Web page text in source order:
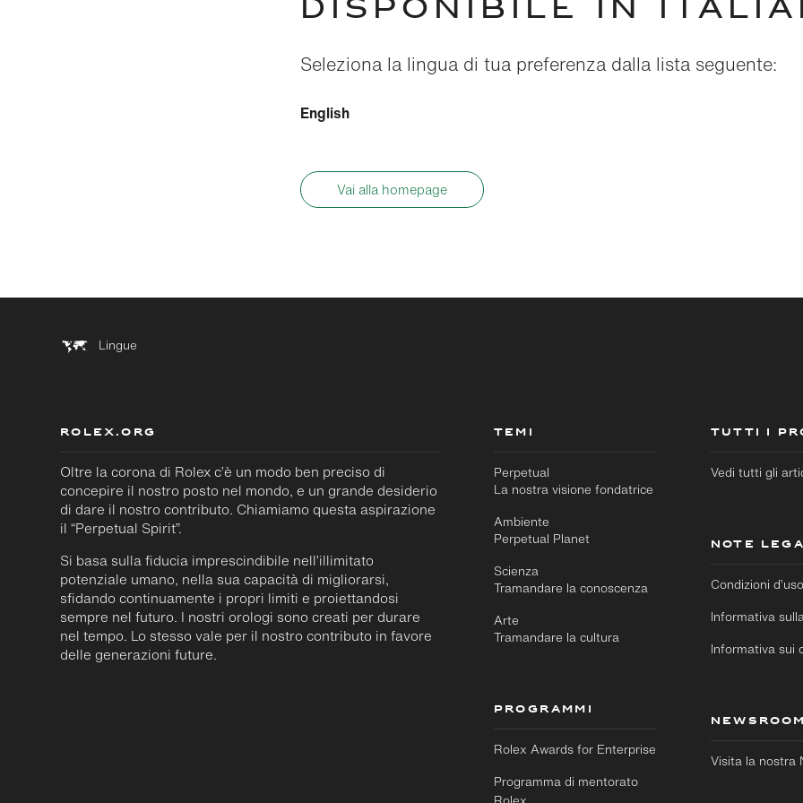
DISPONIBILE IN
Seleziona la lingua di tua preferenza dalla lista seguente:
English
Vai alla homepage
Lingue
ROLEX.ORG
Oltre la corona di Rolex c’è un modo ben preciso di
concepire il nostro posto nel mondo, e un grande desiderio
di dare il nostro contributo. Chiamiamo questa aspirazione
il “Perpetual Spirit”.
Si basa sulla fiducia imprescindibile nell’illimitato
potenziale umano, nella sua capacità di migliorarsi,
sfidando continuamente i propri limiti e proiettandosi
sempre nel futuro. I nostri orologi sono creati per durare
nel tempo. Lo stesso vale per il nostro contributo in favore
delle generazioni future.
TEMI
Perpetual
La nostra visione fondatrice
Ambiente
Perpetual Planet
Scienza
Tramandare la conoscenza
Arte
Tramandare la cultura
PROGRAMMI
Rolex Awards for Enterprise
Programma di mentorato
TUTTI I
Vedi tutti gli
NOTE
Condizioni d’uso
Informativa
Informativa sui
NEWSROOM
Visita la nostra